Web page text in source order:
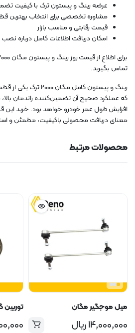
عرضه رینگ و پیستون ترک با کیفیت
مشاوره تخصصی برای انتخاب بهترین
قیمت رقابتی و مناسب بازار
امکان دریافت اطلاعات کامل درباره
تماس بگیرید.
رینگ و پیستون کامل
که عملکرد صحیح آن تضمین‌کننده راندمان
افزایش طول عمر خودرو خواهد بود. خرید این
معنای دریافت محصولی باکیفیت، مطمئن و
محصولات مرتبط
میل موجگیر مگان
۱۴,۰۰۰,۰۰۰ریال